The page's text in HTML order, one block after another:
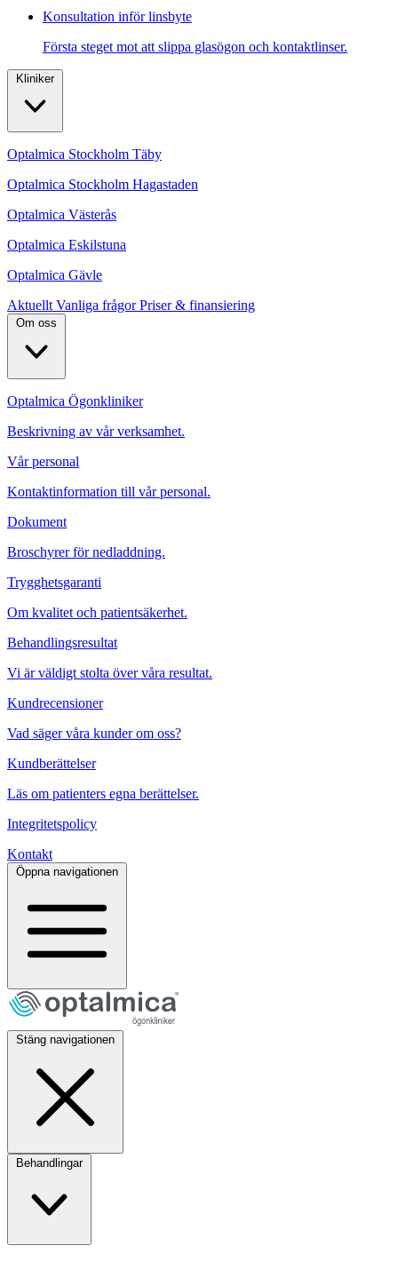
Konsultation inför linsbyte
Första steget mot att slippa glasögon och kontaktlinser.
Kliniker
Optalmica Stockholm Täby
Optalmica Stockholm Hagastaden
Optalmica Västerås
Optalmica Eskilstuna
Optalmica Gävle
Aktuellt Vanliga frågorPriser & finansiering
Om oss
Optalmica Ögonkliniker
Beskrivning av vår verksamhet.
Vår personal
Kontaktinformation till vår personal.
Dokument
Broschyrer för nedladdning.
Trygghetsgaranti
Om kvalitet och patientsäkerhet.
Behandlingsresultat
Vi är väldigt stolta över våra resultat.
Kundrecensioner
Vad säger våra kunder om oss?
Kundberättelser
Läs om patienters egna berättelser.
Integritetspolicy
Kontakt
Öppna navigationen
Stäng navigationen
Behandlingar